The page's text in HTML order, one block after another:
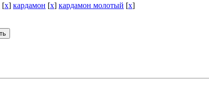
[x] кардамон [x] кардамон молотый [x]